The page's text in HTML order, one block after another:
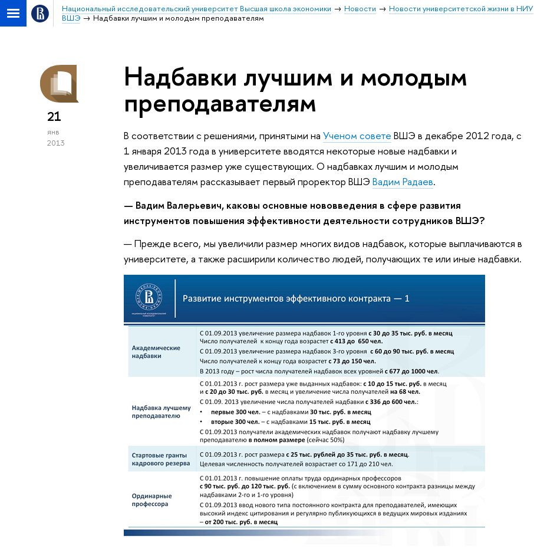
Национальный исследовательский университет Высшая школа экономики Новости
Новости университетской жизни в НИУ
ВШЭ
Надбавки лучшим и молодым преподавателям
21
янв
2013
Надбавки лучшим и молодым
преподавателям
В соответствии с решениями, принятыми на Ученом совете ВШЭ в декабре 2012 года, с
1 января 2013 года в университете вводятся некоторые новые надбавки и
увеличивается размер уже существующих. О надбавках лучшим и молодым
преподавателям рассказывает первый проректор ВШЭ Вадим Радаев.
— Вадим Валерьевич, каковы основные нововведения в сфере развития
инструментов повышения эффективности деятельности сотрудников ВШЭ?
— Прежде всего, мы увеличили размер многих видов надбавок, которые выплачиваются в
университете, а также расширили количество людей, получающих те или иные надбавки.